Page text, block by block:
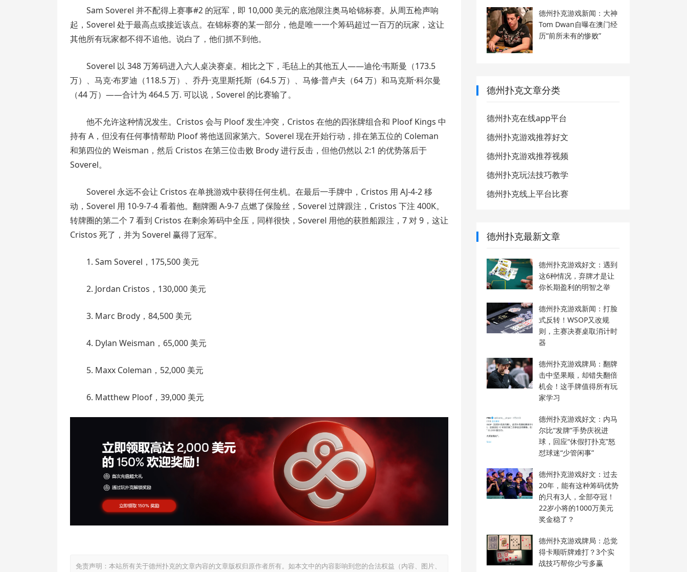
Sam Soverel 并不配得上赛事#2 的冠军，即 10,000 美元的底池限注奥马哈锦标赛。从周五枪声响
起，Soverel 处于最高点或接近该点。在锦标赛的某一部分，他是唯一一个筹码超过一百万的玩家，这让
其他所有玩家都不得不追他。说白了，他们抓不到他。
Soverel 以 348 万筹码进入六人桌决赛桌。相比之下，毛毡上的其他五人——迪伦·韦斯曼（173.5
万）、马克·布罗迪（118.5 万）、乔丹·克里斯托斯（64.5 万）、马修·普卢夫（64 万）和马克斯·科尔曼
（44 万）——合计为 464.5 万. 可以说，Soverel 的比赛输了。
他不允许这种情况发生。Cristos 会与 Ploof 发生冲突，Cristos 在他的四张牌组合和 Ploof Kings 中
持有 A，但没有任何事情帮助 Ploof 将他送回家第六。Soverel 现在开始行动，排在第五位的 Coleman
和第四位的 Weisman，然后 Cristos 在第三位击败 Brody 进行反击，但他仍然以 2:1 的优势落后于
Soverel。
Soverel 永远不会让 Cristos 在单挑游戏中获得任何生机。在最后一手牌中，Cristos 用 AJ-4-2 移
动，Soverel 用 10-9-7-4 看着他。翻牌圈 A-9-7 点燃了保险丝，Soverel 过牌跟注，Cristos 下注 400K。
转牌圈的第二个 7 看到 Cristos 在剩余筹码中全压，同样很快，Soverel 用他的获胜船跟注，7 对 9，这让
Cristos 死了，并为 Soverel 赢得了冠军。
1. Sam Soverel，175,500 美元
2. Jordan Cristos，130,000 美元
3. Marc Brody，84,500 美元
4. Dylan Weisman，65,000 美元
5. Maxx Coleman，52,000 美元
6. Matthew Ploof，39,000 美元
免责声明：本站所有关于德州扑克的文章内容的文章版权归原作者所有。如本文中的内容影响到您的合法权益（内容、图片、
德州扑克游戏新闻：大神
Tom Dwan自曝在澳门经
历“前所未有的惨败”
德州扑克文章分类
德州扑克在线app平台
德州扑克游戏推荐好文
德州扑克游戏推荐视频
德州扑克玩法技巧教学
德州扑克线上平台比赛
德州扑克最新文章
德州扑克游戏好文：遇到
这6种情况，弃牌才是让
你长期盈利的明智之举
德州扑克游戏新闻：打脸
式反转！WSOP又改规
则，主赛决赛桌取消计时
器
德州扑克游戏牌局：翻牌
击中坚果顺，却错失翻倍
机会！这手牌值得所有玩
家学习
德州扑克游戏好文：内马
尔比“发牌”手势庆祝进
球，回应“休假打扑克”怒
怼球迷“少管闲事”
德州扑克游戏好文：过去
20年，能有这种筹码优势
的只有3人，全部夺冠！
22岁小将的1000万美元
奖金稳了？
德州扑克游戏牌局：总觉
得卡顺听牌难打？3个实
战技巧帮你少亏多赢